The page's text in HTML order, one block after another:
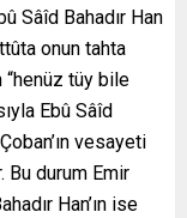
Sâîd Bahadır Han
onun tahta
“henüz tüy bile
Ebû Sâîd
vesayeti
Bu durum Emir
Han’ın ise